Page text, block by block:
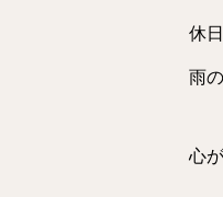
休
雨
心